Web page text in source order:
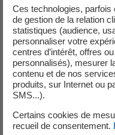
Vous
Vous valorisez
territoire
Vos observations
contribueront à
d’EDFHydro. Vous
d’exercices
Ces technologies, parfois
de gestion de la relation
statistiques (audience,
personnaliser votre
centres d’intérêt, offres
personnalisés), mesurer
contenu et de nos
produits, sur Internet ou
SMS...).
Certains cookies de
recueil de consentement.